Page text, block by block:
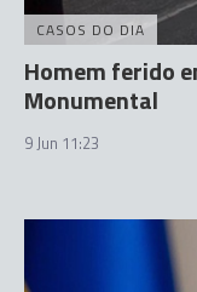
CASOS DO DIA
Homem ferido
Monumental
9 Jun 11:23